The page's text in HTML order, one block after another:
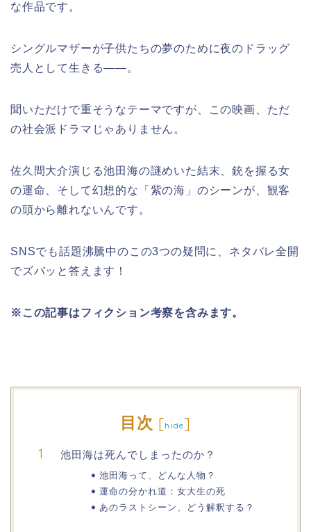
な作品です。
シングルマザーが子供たちの夢のために夜のドラッグ
売人として生きる――。
聞いただけで重そうなテーマですが、この映画、ただ
の社会派ドラマじゃありません。
佐久間大介演じる池田海の謎めいた結末、銃を握る女
の運命、そして幻想的な「紫の海」のシーンが、観客
の頭から離れないんです。
SNSでも話題沸騰中のこの3つの疑問に、ネタバレ全開
でズバッと答えます！
※この記事はフィクション考察を含みます。
目次 [hide]
池田海は死んでしまったのか？
池田海って、どんな人物？
運命の分かれ道：女大生の死
あのラストシーン、どう解釈する？